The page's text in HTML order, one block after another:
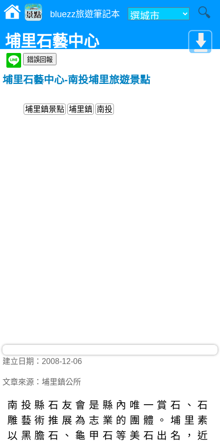
bluezz旅遊筆記本
埔里石藝中心
埔里石藝中心-南投埔里旅遊景點
埔里鎮景點 埔里鎮 南投
建立日期：2008-12-06
文章來源：埔里鎮公所
南投縣石友會是縣內唯一賞石、石
雕藝術推展為志業的團體。埔里素
以黑膽石、龜甲石等美石出名，近